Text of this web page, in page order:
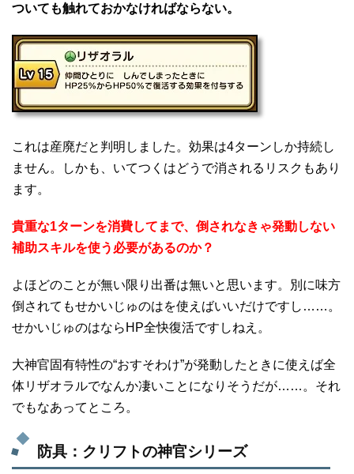
ついても触れておかなければならない。
これは産廃だと判明しました。効果は4ターンしか持続し
ません。しかも、いてつくはどうで消されるリスクもあり
ます。
貴重な1ターンを消費してまで、倒されなきゃ発動しない
補助スキルを使う必要があるのか？
よほどのことが無い限り出番は無いと思います。別に味方
倒されてもせかいじゅのはを使えばいいだけですし……。
せかいじゅのはならHP全快復活ですしねえ。
大神官固有特性の“おすそわけ”が発動したときに使えば全
体リザオラルでなんか凄いことになりそうだが……。それ
でもなあってところ。
防具：クリフトの神官シリーズ